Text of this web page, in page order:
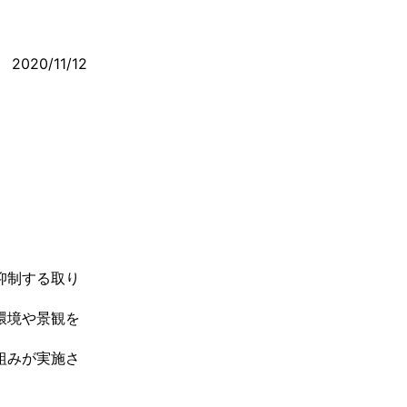
2020/11/12
する取り
境や景観を
みが実施さ